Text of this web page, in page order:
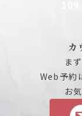
カ
ま
Web予約
お